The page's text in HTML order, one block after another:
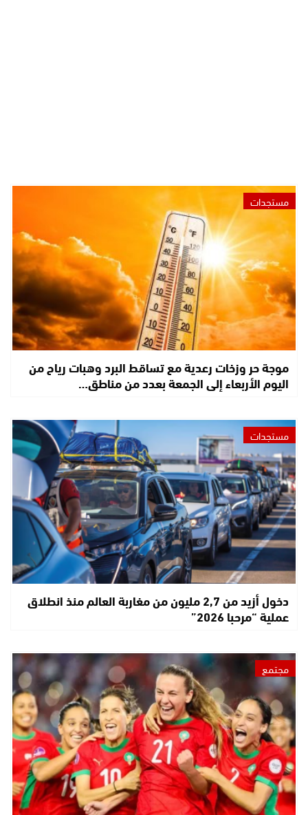
مستجدات
موجة حر وزخات رعدية مع تساقط البرد وهبات رياح من
اليوم الأربعاء إلى الجمعة بعدد من مناطق…
مستجدات
دخول أزيد من 2,7 مليون من مغاربة العالم منذ انطلاق
عملية “مرحبا 2026”
مجتمع